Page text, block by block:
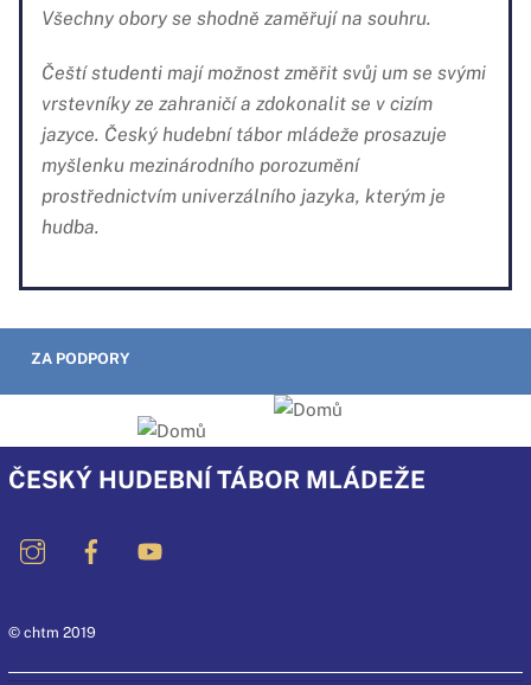
Všechny obory se shodně zaměřují na souhru.
Čeští studenti mají možnost změřit svůj um se svými
vrstevníky ze zahraničí a zdokonalit se v cizím
jazyce. Český hudební tábor mládeže prosazuje
myšlenku mezinárodního porozumění
prostřednictvím univerzálního jazyka, kterým je
hudba.
ZA PODPORY
ČESKÝ HUDEBNÍ TÁBOR MLÁDEŽE
© chtm 2019